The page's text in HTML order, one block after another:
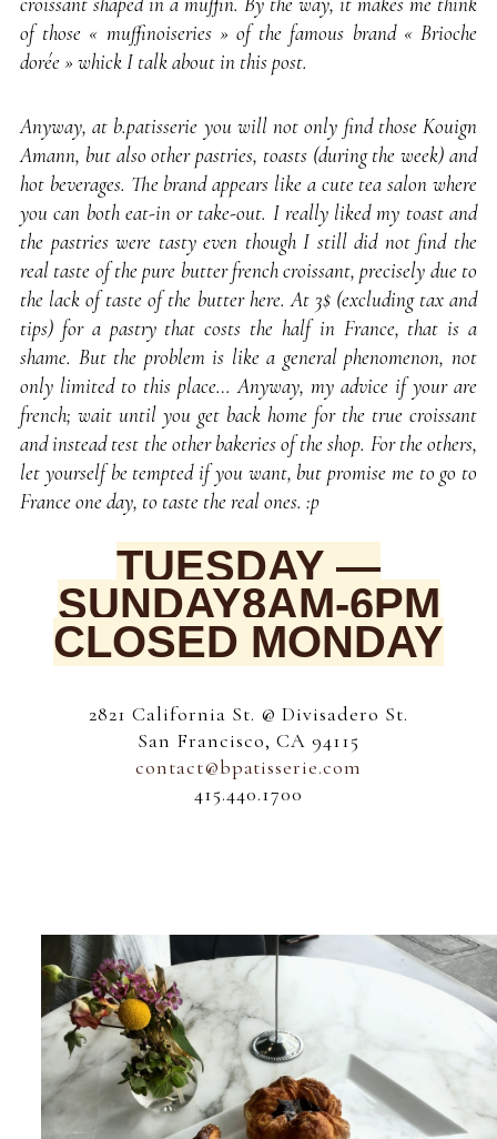
of those « muffinoiseries » of the famous brand « Brioche
dorée » whick I talk about in this post.
Anyway, at b.patisserie you will not only find those Kouign
Amann, but also other pastries, toasts (during the week) and
hot beverages. The brand appears like a cute tea salon where
you can both eat-in or take-out. I really liked my toast and
the pastries were tasty even though I still did not find the
real taste of the pure butter french croissant, precisely due to
the lack of taste of the butter here. At 3$ (excluding tax and
tips) for a pastry that costs the half in France, that is a
shame. But the problem is like a general phenomenon, not
only limited to this place… Anyway, my advice if your are
french; wait until you get back home for the true croissant
and instead test the other bakeries of the shop. For the others,
let yourself be tempted if you want, but promise me to go to
France one day, to taste the real ones. :p
TUESDAY —
SUNDAY8AM-6PM
CLOSED MONDAY
2821 California St. @ Divisadero St.
San Francisco, CA 94115
contact@bpatisserie.com
415.440.1700